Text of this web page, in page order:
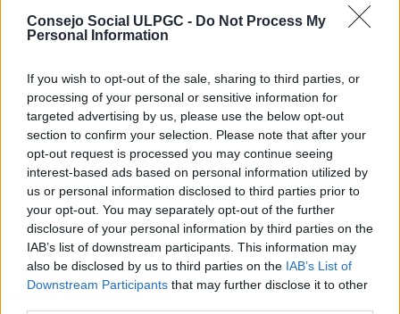
Consejo Social ULPGC - Do Not Process My
Personal Information
If you wish to opt-out of the sale, sharing to third parties, or
processing of your personal or sensitive information for
targeted advertising by us, please use the below opt-out
section to confirm your selection. Please note that after your
opt-out request is processed you may continue seeing
interest-based ads based on personal information utilized by
us or personal information disclosed to third parties prior to
your opt-out. You may separately opt-out of the further
disclosure of your personal information by third parties on the
IAB’s list of downstream participants. This information may
also be disclosed by us to third parties on the IAB’s List of
Downstream Participants that may further disclose it to other
Abogó porque las universidades “adapten sus
programas educativos para satisfacer las
necesidades y demandas del mercado laboral, lo que
empresas para identificar las habilidades y
competencias que son más valoradas en el ámbito
empresarial y asegurarse de que los planes de
estudio las incluyan.”
En este sentido se refirió también a la participación
de las organizaciones empresariales en la
actualización del diseño curricular de grados y
posgrados “prestando más atención a la definición
de los perfiles profesionales de cada titulación” y que
se generen estrategias “para que estos perfiles
profesionales respondan a los cambios que la
sociedad del conocimiento genera con rapidez”.